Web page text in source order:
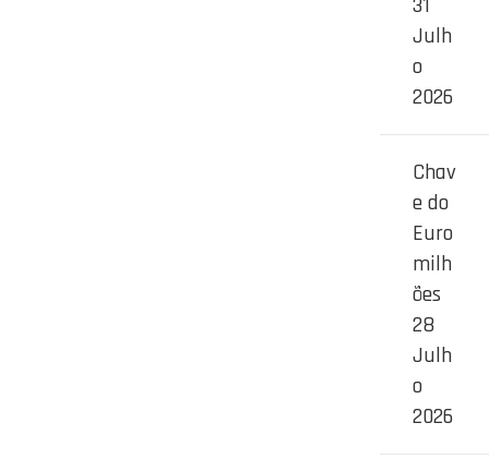
Julh
o
2026
Chav
e do
Euro
milh
ões
28
Julh
o
2026